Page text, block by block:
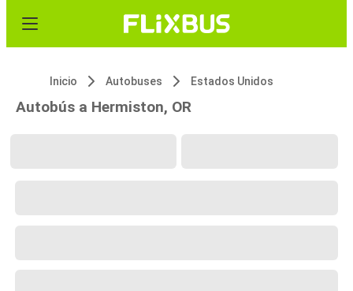
Inicio Autobuses Estados Unidos
Autobús a Hermiston, OR